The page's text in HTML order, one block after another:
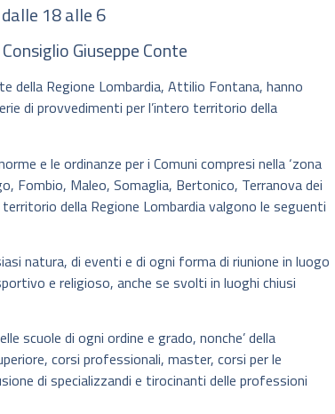
18 alle 6
Giuseppe Conte
della Regione Lombardia, Attilio Fontana, hanno
di provvedimenti per l’intero territorio della
e le ordinanze per i Comuni compresi nella ‘zona
Fombio, Maleo, Somaglia, Bertonico, Terranova dei
della Regione Lombardia valgono le seguenti
natura, di eventi e di ogni forma di riunione in luogo
e religioso, anche se svolti in luoghi chiusi
scuole di ogni ordine e grado, nonche’ della
corsi professionali, master, corsi per le
di specializzandi e tirocinanti delle professioni